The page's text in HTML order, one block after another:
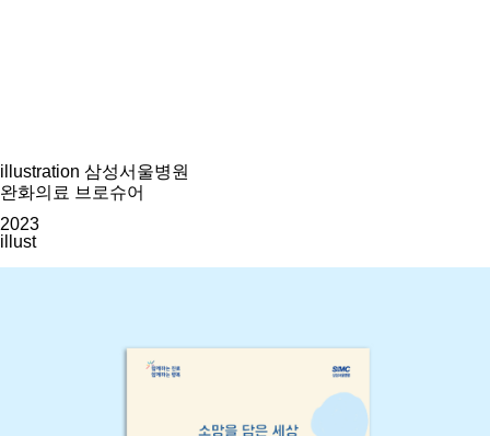
illustration 삼성서울병원
완화의료 브로슈어
2023
illust